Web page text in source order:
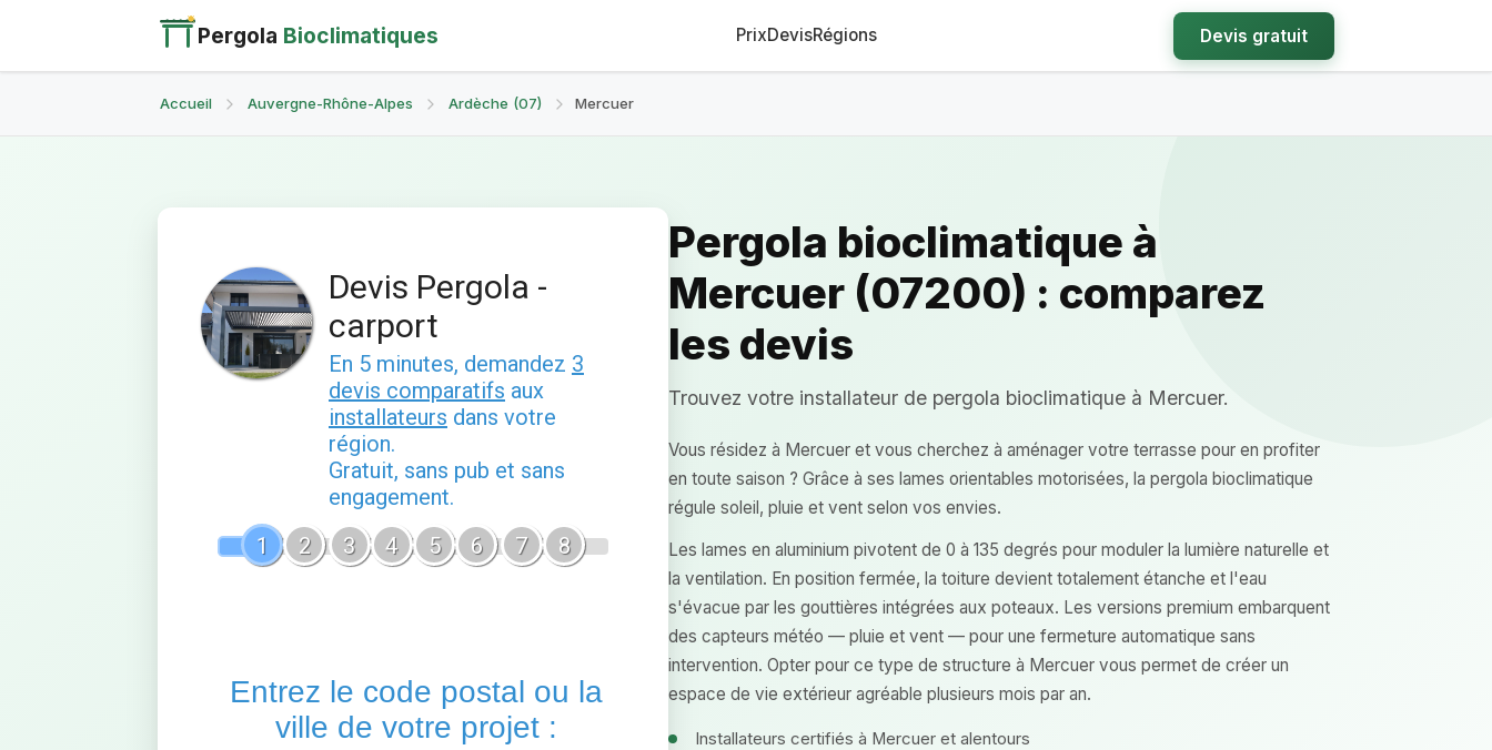
Pergola Bioclimatiques PrixDevisRégions Devis gratuit
Accueil Auvergne-Rhône-Alpes Ardèche (07) Mercuer
Pergola bioclimatique à
Mercuer (07200) : comparez
les devis
Trouvez votre installateur de pergola bioclimatique à Mercuer.
Vous résidez à Mercuer et vous cherchez à aménager votre terrasse pour en profiter
en toute saison ? Grâce à ses lames orientables motorisées, la pergola bioclimatique
régule soleil, pluie et vent selon vos envies.
Les lames en aluminium pivotent de 0 à 135 degrés pour moduler la lumière naturelle et
la ventilation. En position fermée, la toiture devient totalement étanche et l'eau
s'évacue par les gouttières intégrées aux poteaux. Les versions premium embarquent
des capteurs météo — pluie et vent — pour une fermeture automatique sans
intervention. Opter pour ce type de structure à Mercuer vous permet de créer un
espace de vie extérieur agréable plusieurs mois par an.
Installateurs certifiés à Mercuer et alentours
Devis Pergola -
carport
En 5 minutes, demandez 3
devis comparatifs aux
installateurs dans votre
région.
Gratuit, sans pub et sans
engagement.
1
2 3 4 5 6 7 8
Entrez le code postal ou la
ville de votre projet :